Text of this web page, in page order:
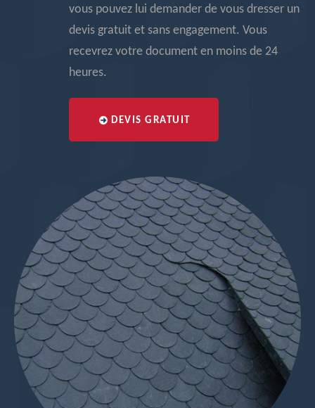
vous pouvez lui demander de vous dresser un
devis gratuit et sans engagement. Vous
recevrez votre document en moins de 24
heures.
DEVIS GRATUIT